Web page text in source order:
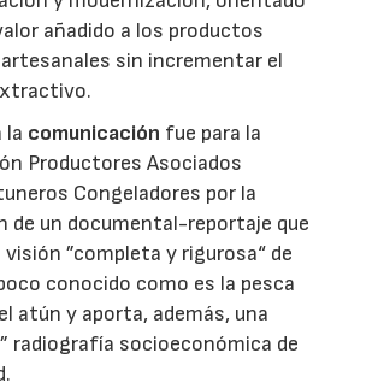
añadido a los productos
sin incrementar el
la comunicación fue para la
Productores Asociados
Congeladores por la
de un documental-reportaje que
”completa y rigurosa“ de
conocido como es la pesca
atún y aporta, además, una
radiografía socioeconómica de